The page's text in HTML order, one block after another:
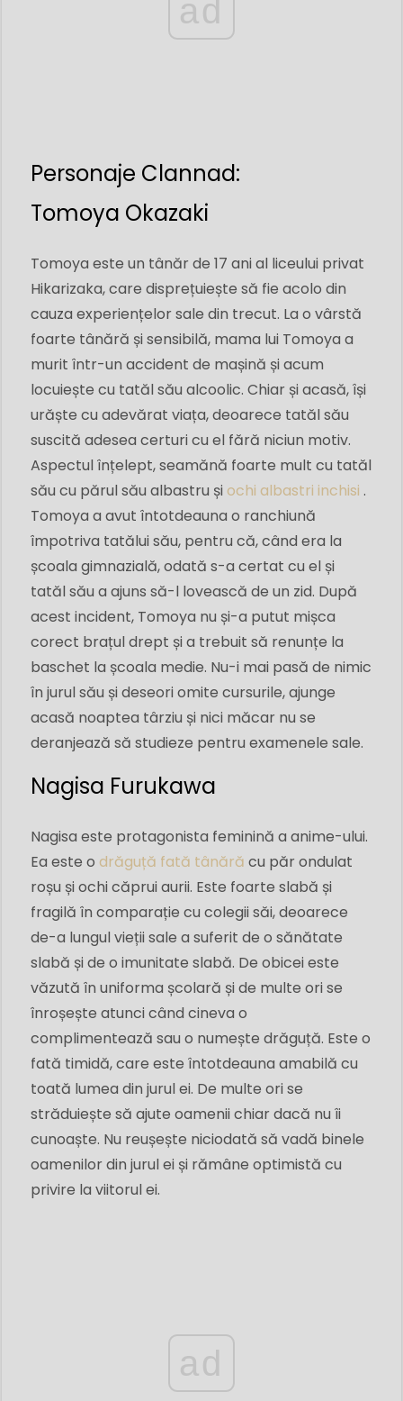
ad
Personaje Clannad:
Tomoya Okazaki
Tomoya este un tânăr de 17 ani al liceului privat
Hikarizaka, care disprețuiește să fie acolo din
cauza experiențelor sale din trecut. La o vârstă
foarte tânără și sensibilă, mama lui Tomoya a
murit într-un accident de mașină și acum
locuiește cu tatăl său alcoolic. Chiar și acasă, își
urăște cu adevărat viața, deoarece tatăl său
suscită adesea certuri cu el fără niciun motiv.
Aspectul înțelept, seamănă foarte mult cu tatăl
său cu părul său albastru și ochi albastri inchisi .
Tomoya a avut întotdeauna o ranchiună
împotriva tatălui său, pentru că, când era la
școala gimnazială, odată s-a certat cu el și
tatăl său a ajuns să-l lovească de un zid. După
acest incident, Tomoya nu și-a putut mișca
corect brațul drept și a trebuit să renunțe la
baschet la școala medie. Nu-i mai pasă de nimic
în jurul său și deseori omite cursurile, ajunge
acasă noaptea târziu și nici măcar nu se
deranjează să studieze pentru examenele sale.
Nagisa Furukawa
Nagisa este protagonista feminină a anime-ului.
Ea este o drăguță fată tânără cu păr ondulat
roșu și ochi căprui aurii. Este foarte slabă și
fragilă în comparație cu colegii săi, deoarece
de-a lungul vieții sale a suferit de o sănătate
slabă și de o imunitate slabă. De obicei este
văzută în uniforma școlară și de multe ori se
înroșește atunci când cineva o
complimentează sau o numește drăguță. Este o
fată timidă, care este întotdeauna amabilă cu
toată lumea din jurul ei. De multe ori se
străduiește să ajute oamenii chiar dacă nu îi
cunoaște. Nu reușește niciodată să vadă binele
oamenilor din jurul ei și rămâne optimistă cu
privire la viitorul ei.
ad